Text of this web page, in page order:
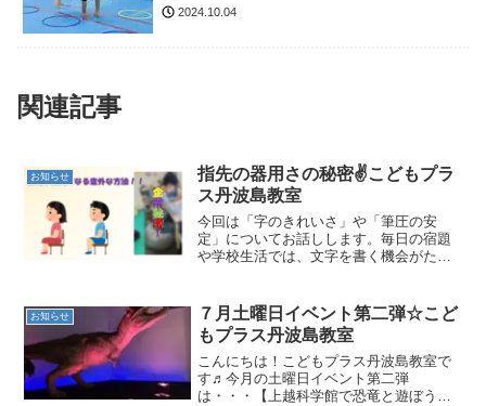
2024.10.04
関連記事
お知らせ
指先の器用さの秘密✌こどもプラ
ス丹波島教室
今回は「字のきれいさ」や「筆圧の安
定」についてお話しします。毎日の宿題
や学校生活では、文字を書く機会がたく
すが、実は“指先の器用さ”は発達の最終段
階とも言われており、その前に大切なス
テップがあります。
お知らせ
７月土曜日イベント第二弾☆こど
もプラス丹波島教室
こんにちは！こどもプラス丹波島教室で
す♬今月の土曜日イベント第二弾
は・・・【上越科学館で恐竜と遊ぼう＆